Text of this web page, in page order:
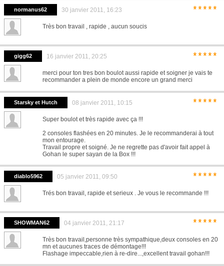
normanus62 30 janvier 2011, 16:23 *****
Très bon travail , rapide , aucun soucis
gigg62 16 janvier 2011, 20:25 *****
merci pour ton tres bon boulot aussi rapide et soigner je vais te
recommander a plein de monde encore un grand merci
Starsky et Hutch 08 janvier 2011, 10:15 *****
Super boulot et très rapide avec ça !!!
2 consoles flashées en 20 minutes. Je le recommanderai à tout
mon entourage.
Travail propre et soigné. Je ne regrette pas d'avoir fait appel à
Gohan le super sayan de la Box !!!
diablo5962 05 janvier 2011, 09:50 *****
Trés bon travail, rapide et serieux . Je vous le recommande !!!
SHOWMAN62 04 janvier 2011, 21:17 *****
Très bon travail,personne très sympathique,deux consoles en 20
mn et aucunes traces de démontage!!!
Flashage impeccable,rien à re-dire...,excellent travail gohan!!!